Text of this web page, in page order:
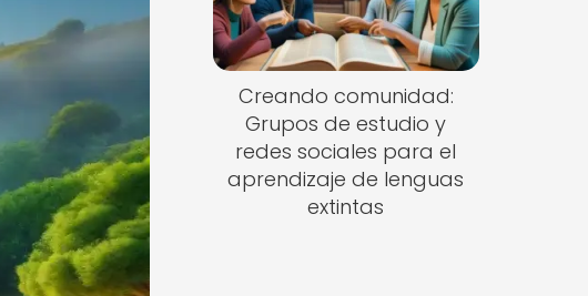
Creando comunidad:
Grupos de estudio y
redes sociales para el
aprendizaje de lenguas
extintas